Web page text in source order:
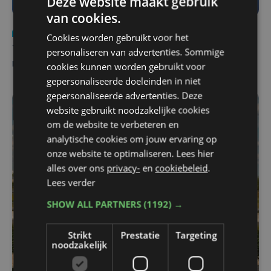
Nieuws
do 6 augustus | 21:30
Yaro (19), slachtoffer van vechtpartij, is na
maandenlange coma overleden
van cookies.
Cookies worden gebruikt voor het
personaliseren van advertenties. Sommige
cookies kunnen worden gebruikt voor
gepersonaliseerde doeleinden in niet
gepersonaliseerde advertenties. Deze
website gebruikt noodzakelijke cookies
om de website te verbeteren en
analytische cookies om jouw ervaring op
onze website te optimaliseren. Lees hier
alles over ons privacy- en cookiebeleid.
Lees verder
SHOW ALL PARTNERS(1192) →
Strikt
noodzakelijk
Prestatie Targeting